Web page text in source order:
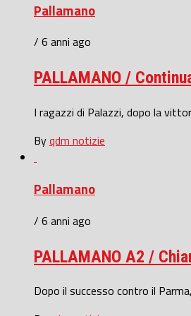
Pallamano
/ 6 anni ago
PALLAMANO /
I ragazzi di Palazzi, dopo la
Byqdm notizie
Pallamano
/ 6 anni ago
PALLAMANO A2 /
Dopo il successo contro il